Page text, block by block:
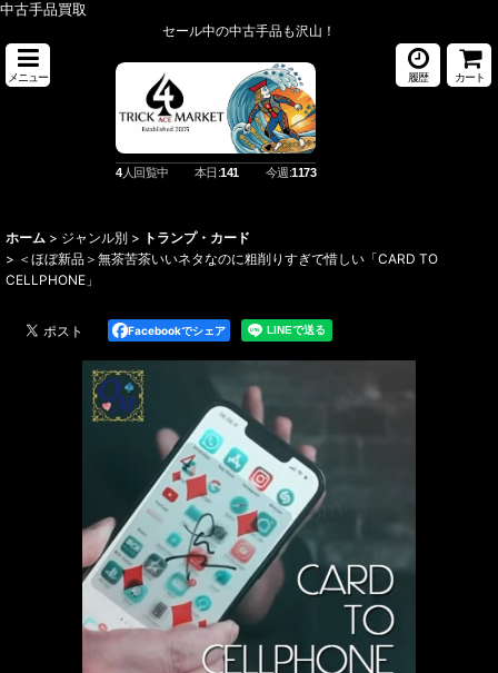
中古手品買取
セール中の中古手品も沢山！
メニュー
4人回覧中 本日:141 今週:1173
履歴 カート
ホーム > ジャンル別 > トランプ・カード
> ＜ほぼ新品＞無茶苦茶いいネタなのに粗削りすぎで惜しい「CARD TO
CELLPHONE」
Facebookでシェア